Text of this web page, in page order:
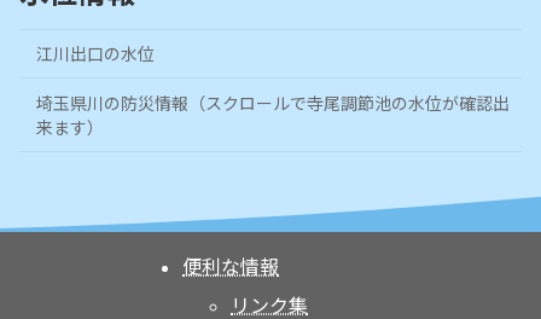
江川出口の水位
埼玉県川の防災情報（スクロールで寺尾調節池の水位が確認出
来ます）
便利な情報
リンク集